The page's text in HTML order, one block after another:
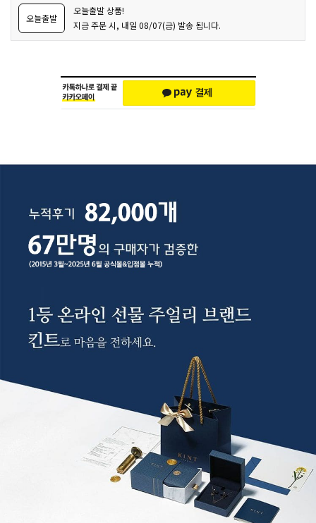
오늘출발
오늘출발 상품!
지금 주문 시, 내일 08/07(금) 발송 됩니다.